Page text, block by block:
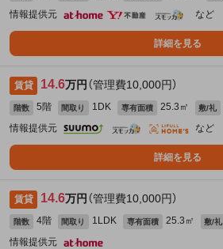
情報提供元
など
詳細を見る
賃貸 14.6万円 （管理費10,000円）
階数 5階 間取り 1DK 専有面積 25.3㎡ 敷/礼
情報提供元
など
詳細を見る
賃貸 14.6万円 （管理費10,000円）
階数 4階 間取り 1LDK 専有面積 25.3㎡ 敷/礼
情報提供元